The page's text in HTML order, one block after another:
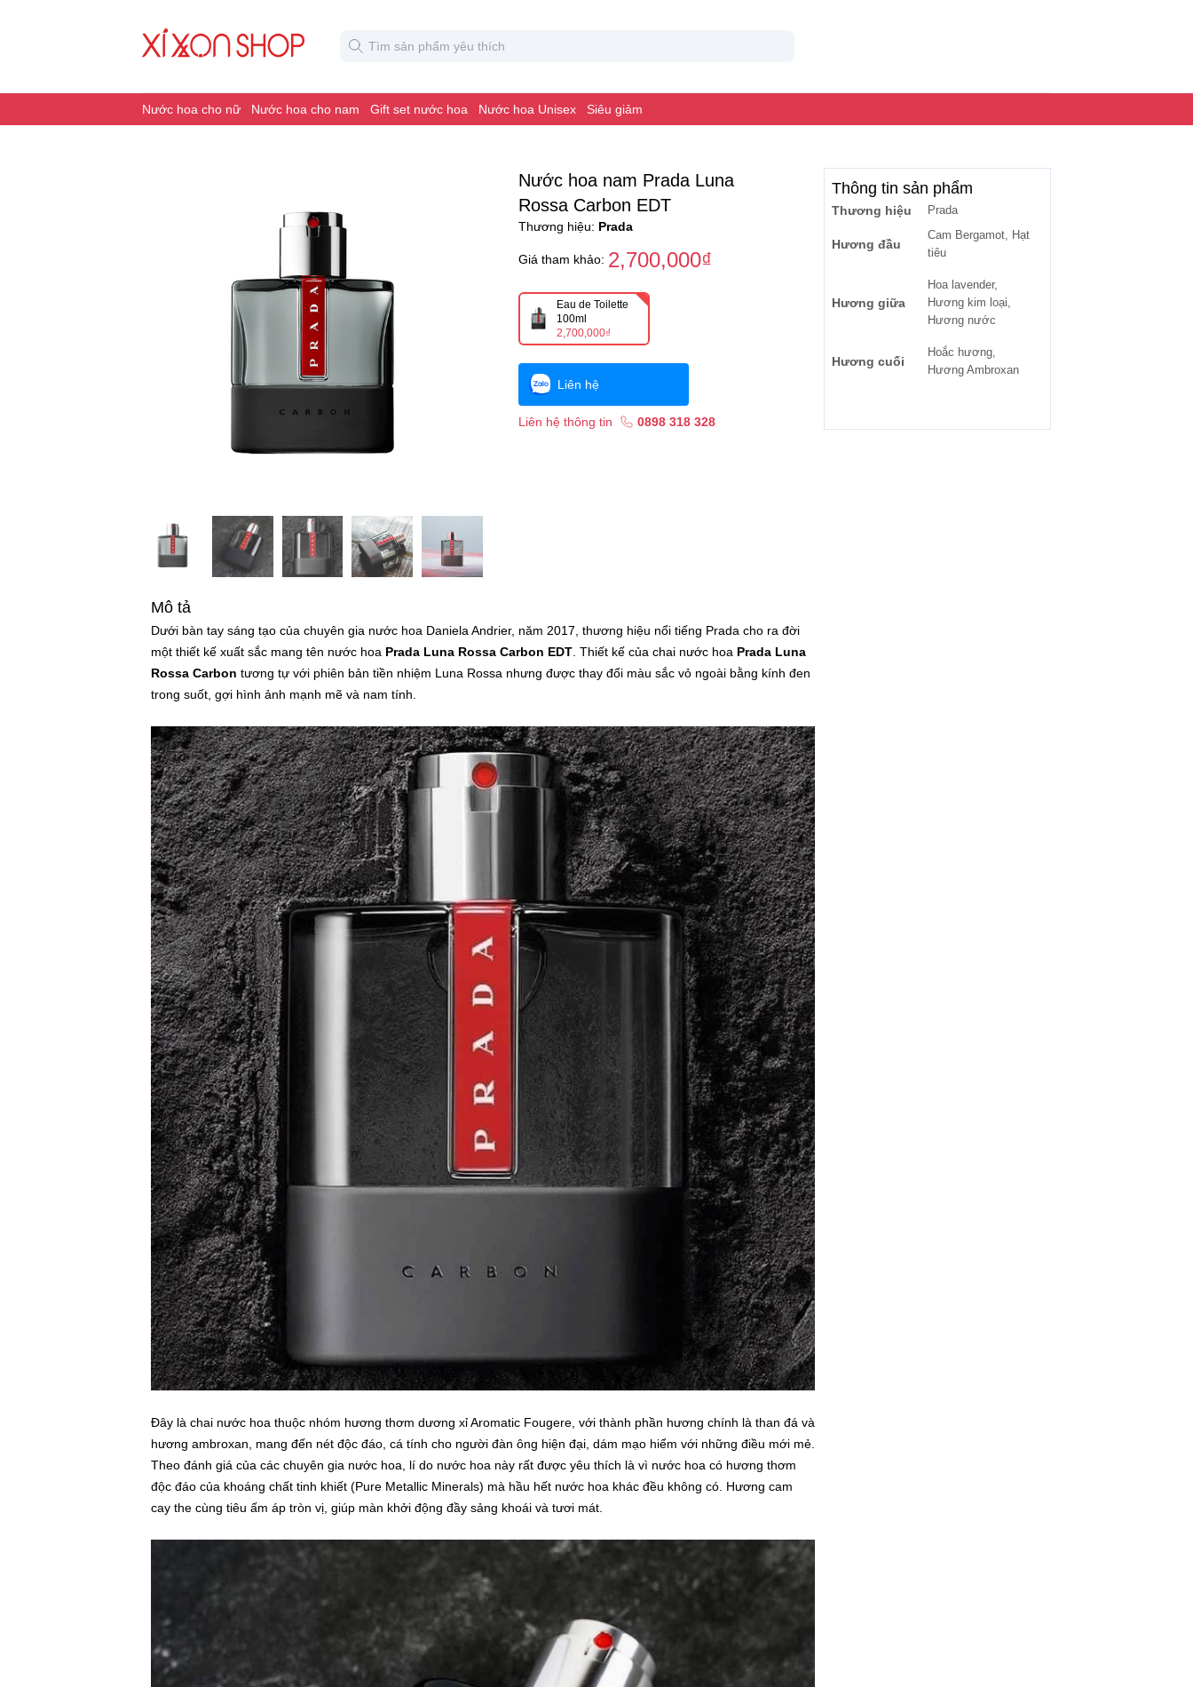
Nước hoa cho nữ Nước hoa cho nam Gift set nước hoa Nước hoa Unisex Siêu giảm
Nước hoa nam Prada Luna
Rossa Carbon EDT
Thương hiệu: Prada
Giá tham khảo: 2,700,000₫
Eau de Toilette
100ml
2,700,000₫
Liên hệ
Liên hệ thông tin 0898 318 328
Mô tả
Dưới bàn tay sáng tạo của chuyên gia nước hoa Daniela Andrier, năm 2017, thương hiệu nổi tiếng Prada cho ra đời
một thiết kế xuất sắc mang tên nước hoa Prada Luna Rossa Carbon EDT . Thiết kế của chai nước hoa Prada Luna
Rossa Carbon tương tự với phiên bản tiền nhiệm Luna Rossa nhưng được thay đổi màu sắc vỏ ngoài bằng kính đen
trong suốt, gợi hình ảnh mạnh mẽ và nam tính.
Đây là chai nước hoa thuộc nhóm hương thơm dương xỉ Aromatic Fougere, với thành phần hương chính là than đá và
hương ambroxan, mang đến nét độc đáo, cá tính cho người đàn ông hiện đại, dám mạo hiểm với những điều mới mẻ.
Theo đánh giá của các chuyên gia nước hoa, lí do nước hoa này rất được yêu thích là vì nước hoa có hương thơm
độc đáo của khoáng chất tinh khiết (Pure Metallic Minerals) mà hầu hết nước hoa khác đều không có. Hương cam
cay the cùng tiêu ấm áp tròn vị, giúp màn khởi động đầy sảng khoái và tươi mát.
Thông tin sản phẩm
Thương hiệu Prada
Hương đầu
Cam Bergamot, Hạt
tiêu
Hương giữa
Hoa lavender,
Hương kim loại,
Hương nước
Hương cuối
Hoắc hương,
Hương Ambroxan